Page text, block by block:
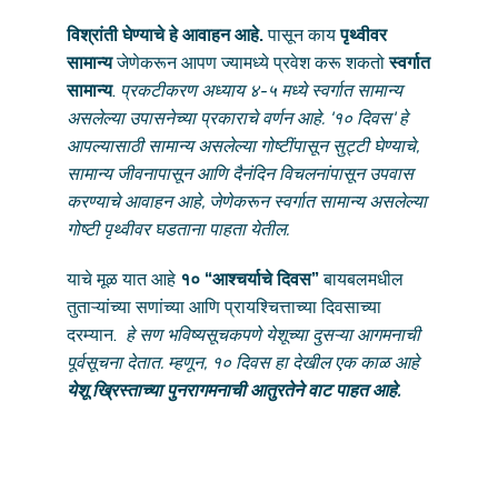
विश्रांती घेण्याचे हे आवाहन आहे.पासून कायपृथ्वीवर
सामान्यजेणेकरून आपण ज्यामध्ये प्रवेश करू शकतोस्वर्गात
सामान्य. प्रकटीकरण अध्याय ४-५ मध्ये स्वर्गात सामान्य
असलेल्या उपासनेच्या प्रकाराचे वर्णन आहे. '१० दिवस' हे
आपल्यासाठी सामान्य असलेल्या गोष्टींपासून सुट्टी घेण्याचे,
सामान्य जीवनापासून आणि दैनंदिन विचलनांपासून उपवास
करण्याचे आवाहन आहे, जेणेकरून स्वर्गात सामान्य असलेल्या
गोष्टी पृथ्वीवर घडताना पाहता येतील.
याचे मूळ यात आहे १० “आश्चर्याचे दिवस”बायबलमधील
तुताऱ्यांच्या सणांच्या आणि प्रायश्चित्ताच्या दिवसाच्या
दरम्यान. हे सण भविष्यसूचकपणे येशूच्या दुसऱ्या आगमनाची
पूर्वसूचना देतात. म्हणून, १० दिवस हा देखील एक काळ आहे
येशू ख्रिस्ताच्या पुनरागमनाची आतुरतेने वाट पाहत आहे.